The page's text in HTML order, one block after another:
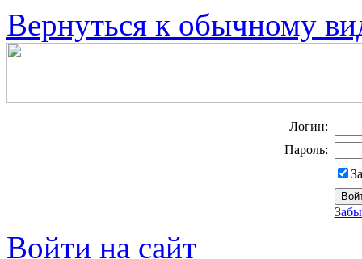
Вернуться к обычному
Логин:
Пароль:
Войти на сайт